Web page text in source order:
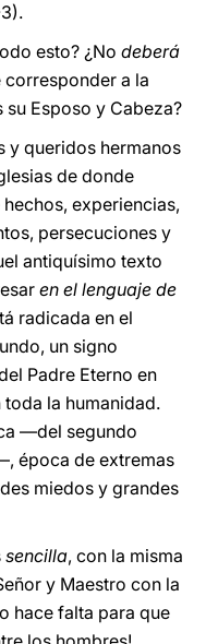
3).
esto? ¿No deberá
a la
Esposo y Cabeza?
y queridos hermanos
de donde
experiencias,
persecuciones y
antiquísimo texto
en el lenguaje de
radicada en el
un signo
Padre Eterno en
la humanidad.
—del segundo
época de extremas
miedos y grandes
sencilla, con la misma
y Maestro con la
hace falta para que